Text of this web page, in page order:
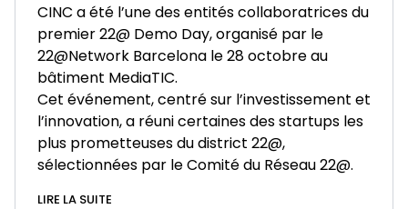
CINC a été l’une des entités collaboratrices du
premier 22@ Demo Day, organisé par le
22@Network Barcelona le 28 octobre au
bâtiment MediaTIC.
Cet événement, centré sur l’investissement et
l’innovation, a réuni certaines des startups les
plus prometteuses du district 22@,
sélectionnées par le Comité du Réseau 22@.
LIRE LA SUITE